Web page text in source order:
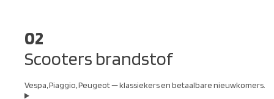
02
Scooters brandstof
Vespa, Piaggio, Peugeot — klassiekers en betaalbare nieuwkomers.